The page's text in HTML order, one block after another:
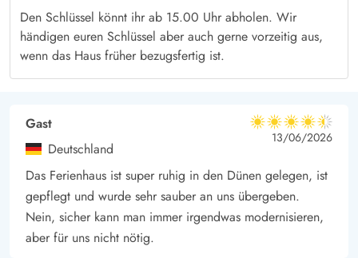
Den Schlüssel könnt ihr ab 15.00 Uhr abholen. Wir
händigen euren Schlüssel aber auch gerne vorzeitig aus,
wenn das Haus früher bezugsfertig ist.
Gast
Deutschland
4.5 von 5
4.5 von 5
4.5 out of 5
13/06/2026
Das Ferienhaus ist super ruhig in den Dünen gelegen, ist
gepflegt und wurde sehr sauber an uns übergeben.
Nein, sicher kann man immer irgendwas modernisieren,
aber für uns nicht nötig.